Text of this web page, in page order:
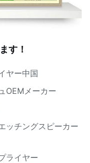
す！
ヤー中国
OEMメーカー
ッチングスピーカー
ライヤー